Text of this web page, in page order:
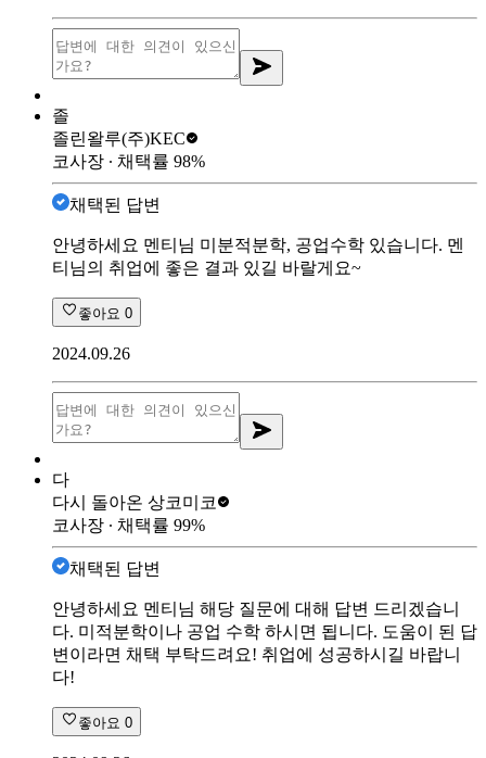
졸
졸린왈루(주)KEC
코사장 ∙ 채택률 98%
채택된 답변
안녕하세요 멘티님 미분적분학, 공업수학 있습니다. 멘
티님의 취업에 좋은 결과 있길 바랄게요~
좋아요 0
2024.09.26
다
다시 돌아온 상코미코
코사장 ∙ 채택률 99%
채택된 답변
안녕하세요 멘티님 해당 질문에 대해 답변 드리겠습니
다. 미적분학이나 공업 수학 하시면 됩니다. 도움이 된 답
변이라면 채택 부탁드려요! 취업에 성공하시길 바랍니
다!
좋아요 0